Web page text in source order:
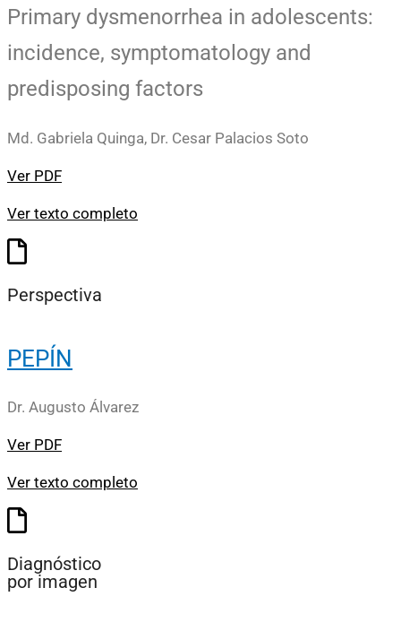
Primary dysmenorrhea in adolescents:
incidence, symptomatology and
predisposing factors
Md. Gabriela Quinga, Dr. Cesar Palacios Soto
Ver PDF
Ver texto completo
Perspectiva
PEPÍN
Dr. Augusto Álvarez
Ver PDF
Ver texto completo
Diagnóstico
por imagen